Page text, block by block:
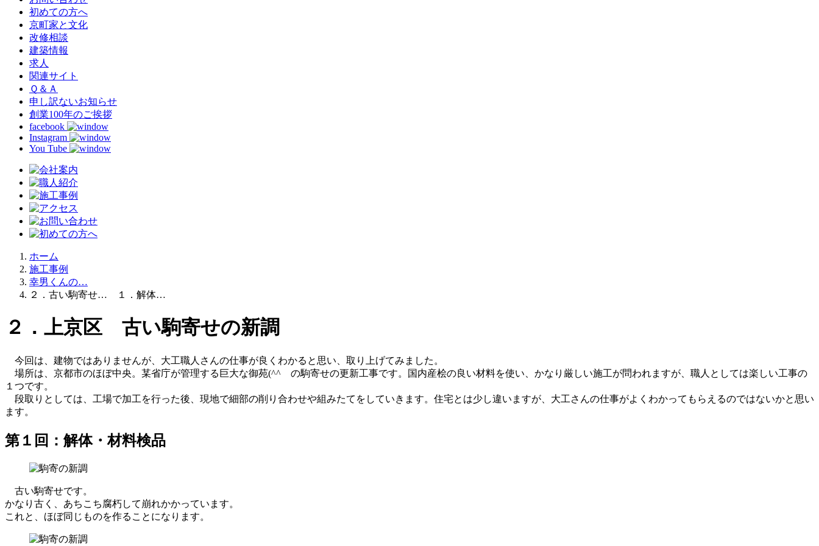
初めての方へ
京町家と文化
改修相談
建築情報
求人
関連サイト
Ｑ＆Ａ
申し訳ないお知らせ
創業100年のご挨拶
facebook
Instagram
You Tube
ホーム
施工事例
幸男くんの…
２．古い駒寄せ… １．解体…
２．上京区 古い駒寄せの新調
今回は、建物ではありませんが、大工職人さんの仕事が良くわかると思い、取り上げてみました。
場所は、京都市のほぼ中央。某省庁が管理する巨大な御苑(^^ゞの駒寄せの更新工事です。国内産桧の良い材料を使い、かなり厳しい施工が問われますが、職人としては楽しい工事の
１つです。
段取りとしては、工場で加工を行った後、現地で細部の削り合わせや組みたてをしていきます。住宅とは少し違いますが、大工さんの仕事がよくわかってもらえるのではないかと思い
ます。
第１回：解体・材料検品
古い駒寄せです。
かなり古く、あちこち腐朽して崩れかかっています。
これと、ほぼ同じものを作ることになります。